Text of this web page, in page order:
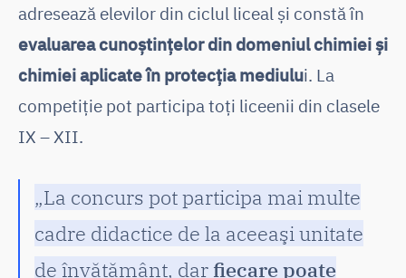
adresează elevilor din ciclul liceal și constă în
evaluarea cunoștințelor din domeniul chimiei și
chimiei aplicate în protecția mediului. La
competiție pot participa toți liceenii din clasele
IX – XII.
„La concurs pot participa mai multe
cadre didactice de la aceeaşi unitate
de învăţământ, dar fiecare poate